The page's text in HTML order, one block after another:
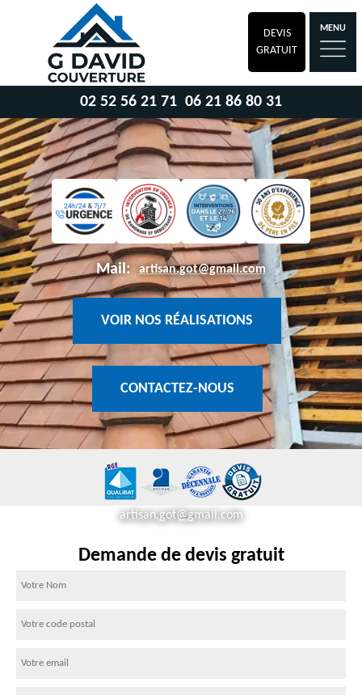
DEVIS
GRATUIT
MENU
02 52 56 21 71 06 21 86 80 31
Mail: artisan.got@gmail.com
VOIR NOS RÉALISATIONS
CONTACTEZ-NOUS
artisan.got@gmail.com
Demande de devis gratuit